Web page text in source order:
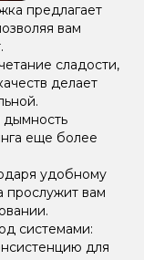
предлагает
вам
сладости,
делает
дымность
еще более
удобному
прослужит вам
системами:
для